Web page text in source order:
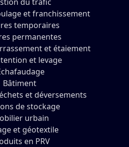
et franchissement
temporaires
permanentes
et étaiement
et levage
Bâtiment
et déversements
de stockage
urbain
et géotextile
en PRV